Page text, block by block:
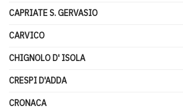
CAPRIATE S. GERVASIO
CARVICO
CHIGNOLO D' ISOLA
CRESPI D'ADDA
CRONACA